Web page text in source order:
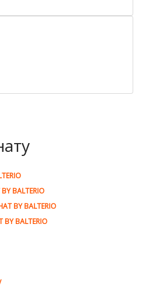
BALTERIO
BY BALTERIO
BY BALTERIO